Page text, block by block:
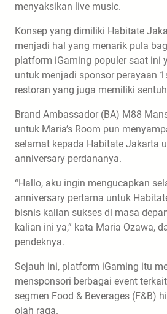
menyaksikan live music.
Konsep yang dimiliki Habitate
menjadi hal yang menarik pula
platform iGaming populer saat ini
untuk menjadi sponsor perayaan
restoran yang juga memiliki
Brand Ambassador (BA) M88
untuk Maria’s Room pun
selamat kepada Habitate Jakarta
anniversary perdananya.
“Hallo, aku ingin mengucapkan
anniversary pertama untuk
bisnis kalian sukses di masa
kalian ini ya,” kata Maria Ozawa,
pendeknya.
Sejauh ini, platform iGaming itu
mensponsori berbagai event
segmen Food & Beverages (F&B)
olah raga.